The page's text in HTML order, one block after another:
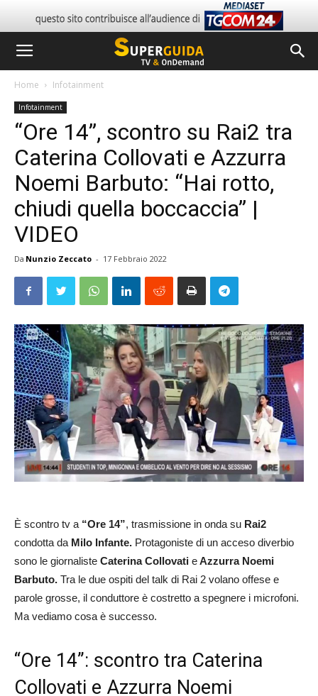
Home Infotainment
Infotainment
“Ore 14”, scontro su Rai2 tra
Caterina Collovati e Azzurra
Noemi Barbuto: “Hai rotto,
chiudi quella boccaccia” |
VIDEO
Da Nunzio Zeccato - 17 Febbraio 2022
È scontro tv a “Ore 14”, trasmissione in onda su Rai2
condotta da Milo Infante. Protagoniste di un acceso diverbio
sono le giornaliste Caterina Collovati eAzzurra Noemi
Barbuto. Tra le due ospiti del talk di Rai 2 volano offese e
parole grosse, il conduttore è costretto a spegnere i microfoni.
Ma vediamo cosa è successo.
“Ore 14”: scontro tra Caterina
Collovati e Azzurra Noemi